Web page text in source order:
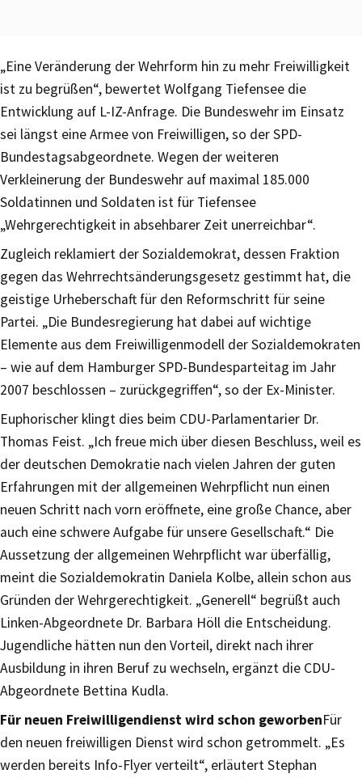
„Eine Veränderung der Wehrform hin zu mehr Freiwilligkeit
ist zu begrüßen“, bewertet Wolfgang Tiefensee die
Entwicklung auf L-IZ-Anfrage. Die Bundeswehr im Einsatz
sei längst eine Armee von Freiwilligen, so der SPD-
Bundestagsabgeordnete. Wegen der weiteren
Verkleinerung der Bundeswehr auf maximal 185.000
Soldatinnen und Soldaten ist für Tiefensee
„Wehrgerechtigkeit in absehbarer Zeit unerreichbar“.
Zugleich reklamiert der Sozialdemokrat, dessen Fraktion
gegen das Wehrrechtsänderungsgesetz gestimmt hat, die
geistige Urheberschaft für den Reformschritt für seine
Partei. „Die Bundesregierung hat dabei auf wichtige
Elemente aus dem Freiwilligenmodell der Sozialdemokraten
– wie auf dem Hamburger SPD-Bundesparteitag im Jahr
2007 beschlossen – zurückgegriffen“, so der Ex-Minister.
Euphorischer klingt dies beim CDU-Parlamentarier Dr.
Thomas Feist. „Ich freue mich über diesen Beschluss, weil es
der deutschen Demokratie nach vielen Jahren der guten
Erfahrungen mit der allgemeinen Wehrpflicht nun einen
neuen Schritt nach vorn eröffnete, eine große Chance, aber
auch eine schwere Aufgabe für unsere Gesellschaft.“ Die
Aussetzung der allgemeinen Wehrpflicht war überfällig,
meint die Sozialdemokratin Daniela Kolbe, allein schon aus
Gründen der Wehrgerechtigkeit. „Generell“ begrüßt auch
Linken-Abgeordnete Dr. Barbara Höll die Entscheidung.
Jugendliche hätten nun den Vorteil, direkt nach ihrer
Ausbildung in ihren Beruf zu wechseln, ergänzt die CDU-
Abgeordnete Bettina Kudla.
Für neuen Freiwilligendienst wird schon geworbenFür
den neuen freiwilligen Dienst wird schon getrommelt. „Es
werden bereits Info-Flyer verteilt“, erläutert Stephan